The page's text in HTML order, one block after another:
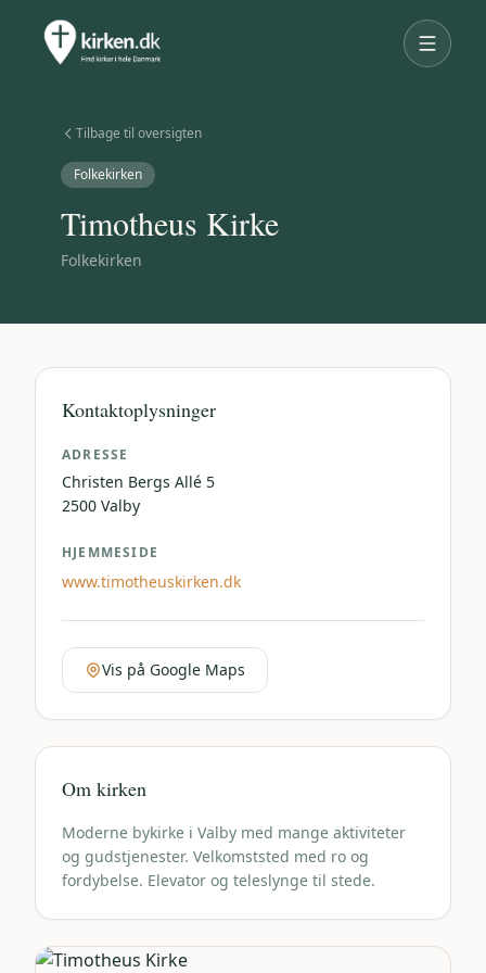
Tilbage til oversigten
Folkekirken
Timotheus Kirke
Folkekirken
Kontaktoplysninger
ADRESSE
Christen Bergs Allé 5
2500 Valby
HJEMMESIDE
www.timotheuskirken.dk
Vis på Google Maps
Om kirken
Moderne bykirke i Valby med mange aktiviteter
og gudstjenester. Velkomststed med ro og
fordybelse. Elevator og teleslynge til stede.